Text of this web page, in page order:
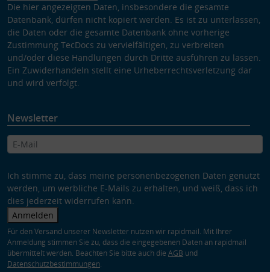
Die hier angezeigten Daten, insbesondere die gesamte
Datenbank, dürfen nicht kopiert werden. Es ist zu unterlassen,
die Daten oder die gesamte Datenbank ohne vorherige
Zustimmung TecDocs zu vervielfältigen, zu verbreiten
und/oder diese Handlungen durch Dritte ausführen zu lassen.
Ein Zuwiderhandeln stellt eine Urheberrechtsverletzung dar
und wird verfolgt.
Newsletter
Ich stimme zu, dass meine personenbezogenen Daten genutzt
werden, um werbliche E-Mails zu erhalten, und weiß, dass ich
dies jederzeit widerrufen kann.
Anmelden
Für den Versand unserer Newsletter nutzen wir rapidmail. Mit Ihrer
Anmeldung stimmen Sie zu, dass die eingegebenen Daten an rapidmail
übermittelt werden. Beachten Sie bitte auch die AGB und
Datenschutzbestimmungen.